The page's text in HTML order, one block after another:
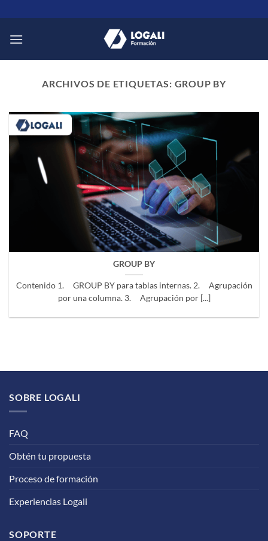
al
contenido
ARCHIVOS DE ETIQUETAS: GROUP BY
GROUP BY
Contenido 1. GROUP BY para tablas internas. 2. Agrupación
por una columna. 3. Agrupación por [...]
SOBRE LOGALI
FAQ
Obtén tu propuesta
Proceso de formación
Experiencias Logali
SOPORTE